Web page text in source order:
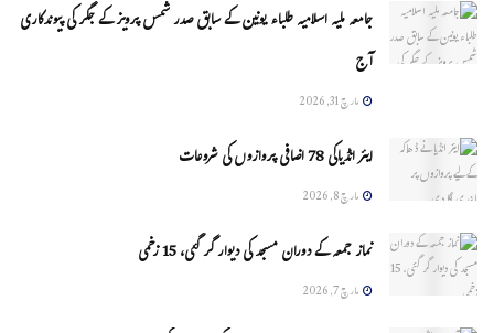
جامعہ ملیہ اسلامیہ طلباء یونین کے سابق صدر شمس پرویز کے جگر کی پیوندکاری
آج
مارچ 31, 2026
ایئر انڈیاکی 78 اضافی پروازوں کی شروعات
مارچ 8, 2026
نماز جمعہ کے دوران مسجد کی دیوار گر گئی، 15 زخمی
مارچ 7, 2026